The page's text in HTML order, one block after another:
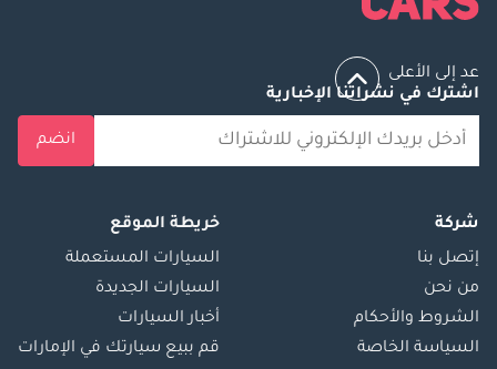
عد إلى الأعلى
اشترك في نشراتنا الإخبارية
انضم
شركة
إتصل بنا
من نحن
الشروط والأحكام
السياسة الخاصة
خريطة الموقع
السيارات المستعملة
السيارات الجديدة
أخبار السيارات
قم ببيع سيارتك في الإمارات